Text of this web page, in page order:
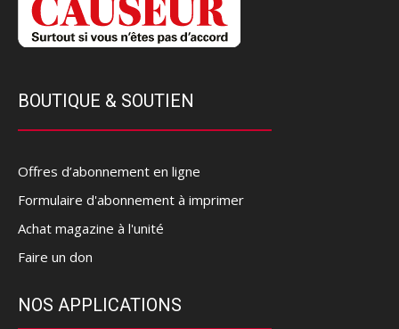
BOUTIQUE & SOUTIEN
Offres d’abonnement en ligne
Formulaire d'abonnement à imprimer
Achat magazine à l'unité
Faire un don
NOS APPLICATIONS